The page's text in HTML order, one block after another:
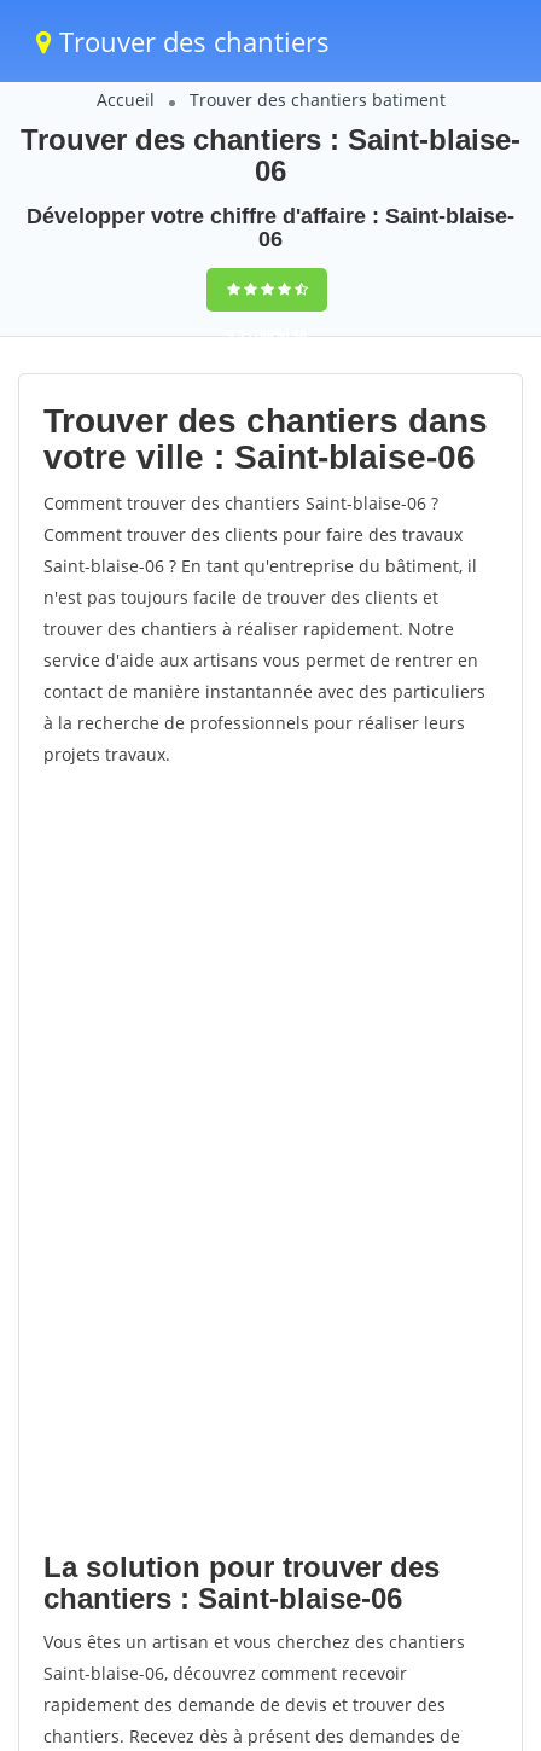
Trouver des chantiers
Accueil Trouver des chantiers batiment
Trouver des chantiers : Saint-blaise-
06
Développer votre chiffre d'affaire : Saint-blaise-
06
9,5(100%)48
votes
Trouver des chantiers dans
votre ville : Saint-blaise-06
Comment trouver des chantiers Saint-blaise-06 ?
Comment trouver des clients pour faire des travaux
Saint-blaise-06 ? En tant qu'entreprise du bâtiment, il
n'est pas toujours facile de trouver des clients et
trouver des chantiers à réaliser rapidement. Notre
service d'aide aux artisans vous permet de rentrer en
contact de manière instantannée avec des particuliers
à la recherche de professionnels pour réaliser leurs
projets travaux.
La solution pour trouver des
chantiers : Saint-blaise-06
Vous êtes un artisan et vous cherchez des chantiers
Saint-blaise-06, découvrez comment recevoir
rapidement des demande de devis et trouver des
chantiers. Recevez dès à présent des demandes de